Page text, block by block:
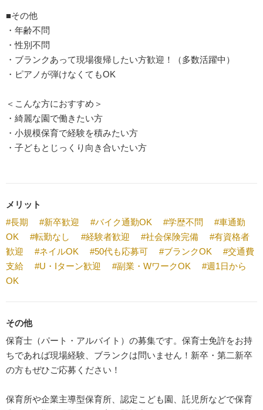
■その他
・年齢不問
・性別不問
・ブランクあって現場復帰したい方歓迎！（多数活躍中）
・ピアノが弾けなくてもOK
＜こんな方におすすめ＞
・綺麗な園で働きたい方
・小規模保育で経験を積みたい方
・子どもとじっくり向き合いたい方
メリット
#長期
#新卒歓迎 #バイク通勤OK #学歴不問
#車通勤
OK
#転勤なし #経験者歓迎 #社会保険完備
#有資格者
歓迎
#ネイルOK #50代も応募可 #ブランクOK
#交通費
支給
#U・Iターン歓迎 #副業・WワークOK
#週1日から
OK
その他
保育士（パート・アルバイト）の募集です。保育士免許をお持
ちであれば現場経験、ブランクは問いません！新卒・第二新卒
の方もぜひご応募ください！
保育所や企業主導型保育所、認定こども園、託児所などで保育